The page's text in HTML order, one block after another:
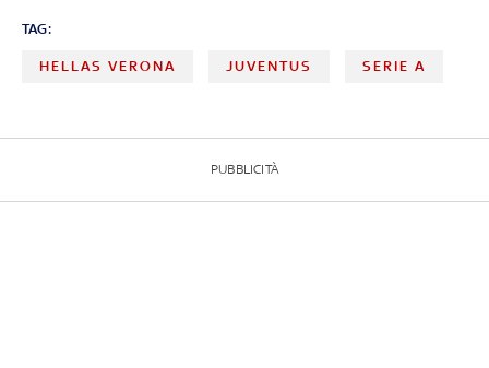
TAG:
HELLAS VERONA JUVENTUS SERIE A
PUBBLICITÀ